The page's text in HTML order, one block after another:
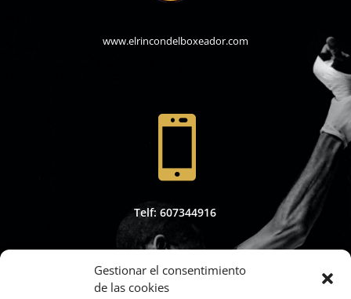
Gestionar el consentimiento
de las cookies
www.elrincondelboxeador.com

Telf: 607344916